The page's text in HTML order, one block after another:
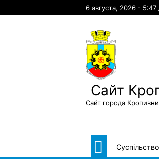
6 августа, 2026 - 5:47
Сайт
Сайт города
Суспільство